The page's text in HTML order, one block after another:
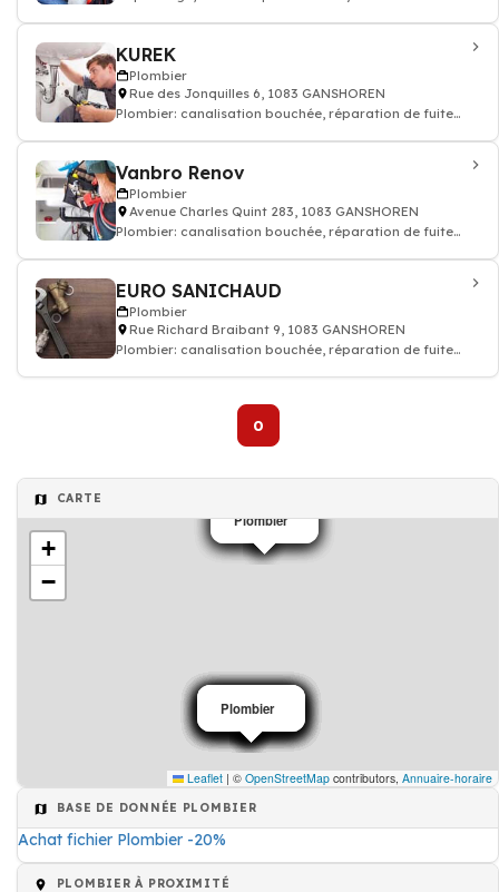
KUREK
Plombier
Rue des Jonquilles 6, 1083 GANSHOREN
Plombier: canalisation bouchée, réparation de fuite
Vanbro Renov
Plombier
Avenue Charles Quint 283, 1083 GANSHOREN
Plombier: canalisation bouchée, réparation de fuite
EURO SANICHAUD
Plombier
Rue Richard Braibant 9, 1083 GANSHOREN
Plombier: canalisation bouchée, réparation de fuite
0
CARTE
Plombier
Plombier
Plombier
Plombier
Plombier
Plombier
Plombier
Plombier
Plombier
Plombier
Plombier
Plombier
Plombier
Plombier
Plombier
Plombier
Plombier
+
−
Leaflet | © OpenStreetMap contributors, Annuaire-horaire
BASE DE DONNÉE PLOMBIER
Achat fichier Plombier -20%
PLOMBIER À PROXIMITÉ